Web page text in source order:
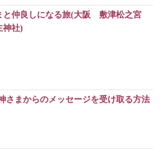
と仲良しになる旅(大阪 敷津松之宮
神社)
さまからのメッセージを受け取る方法